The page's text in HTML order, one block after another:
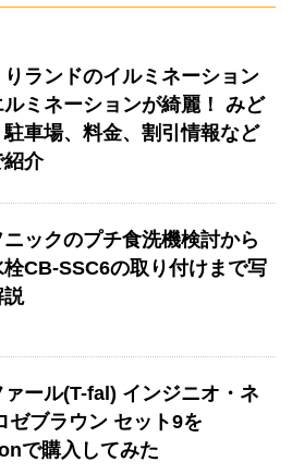
りランドのイルミネーション
ルミネーションが綺麗！ みど
駐車場、料金、割引情報など
紹介
ックのプチ食洗機検討から
CB-SSC6の取り付けまで写
説
ァール(T-fal) インジニオ・ネ
ゼブラウン セット9を
で購入してみた